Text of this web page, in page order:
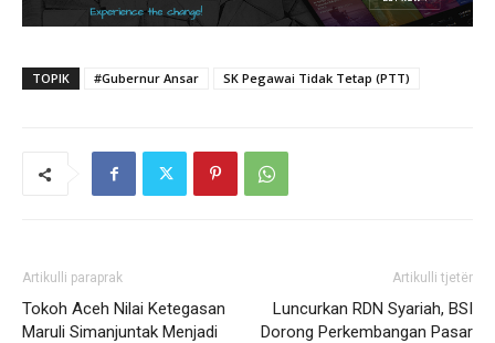
TOPIK #Gubernur Ansar SK Pegawai Tidak Tetap (PTT)
Artikulli paraprak
Tokoh Aceh Nilai Ketegasan
Maruli Simanjuntak Menjadi
Artikulli tjetër
Luncurkan RDN Syariah, BSI
Dorong Perkembangan Pasar